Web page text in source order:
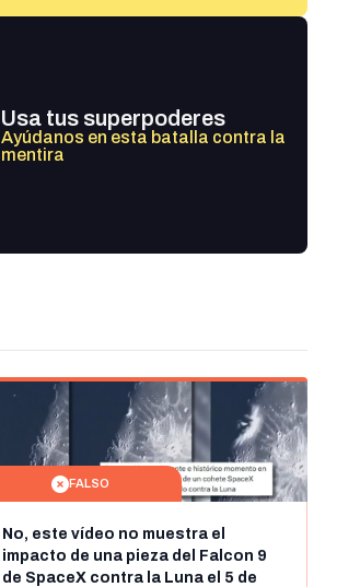
Usa tus superpoderes
Ayúdanos en esta batalla contra la
mentira
FALSO
No, este vídeo no muestra el
impacto de una pieza del Falcon 9
de SpaceX contra la Luna el 5 de